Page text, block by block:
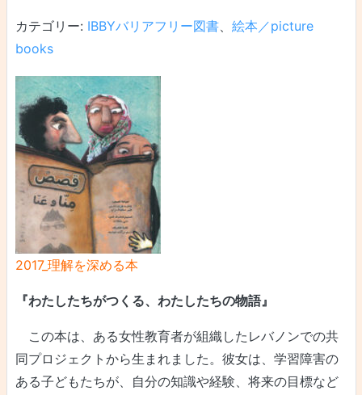
カテゴリー: IBBYバリアフリー図書、 絵本／picture
books
2017_理解を深める本
『わたしたちがつくる、わたしたちの物語』
この本は、ある女性教育者が組織したレバノンでの共
同プロジェクトから生まれました。彼女は、学習障害の
ある子どもたちが、自分の知識や経験、将来の目標など